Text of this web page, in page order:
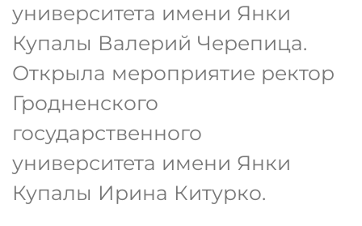
университета имени Янки
Купалы Валерий Черепица.
Открыла мероприятие ректор
Гродненского
государственного
университета имени Янки
Купалы Ирина Китурко.